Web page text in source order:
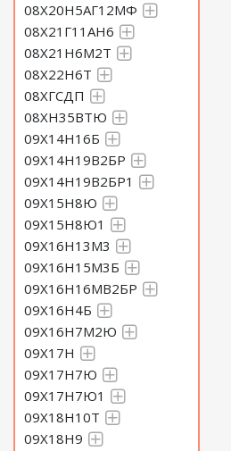
08Х20Н5АГ12МФ
08Х21Г11АН6
08Х21Н6М2Т
08Х22Н6Т
08ХГСДП
08ХН35ВТЮ
09Х14Н16Б
09Х14Н19В2БР
09Х14Н19В2БР1
09Х15Н8Ю
09Х15Н8Ю1
09Х16Н13М3
09Х16Н15М3Б
09Х16Н16МВ2БР
09Х16Н4Б
09Х16Н7М2Ю
09Х17Н
09Х17Н7Ю
09Х17Н7Ю1
09Х18Н10Т
09Х18Н9